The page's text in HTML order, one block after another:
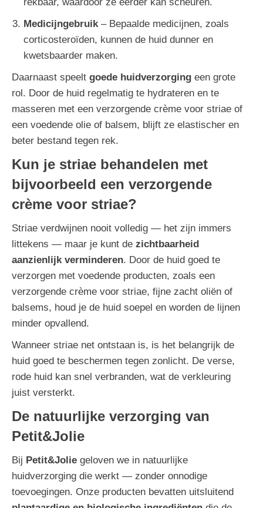
Medicijngebruik– Bepaalde medicijnen, zoals
corticosteroïden, kunnen de huid dunner en
kwetsbaarder maken.
Daarnaast speelt goede huidverzorging een grote
rol. Door de huid regelmatig te hydrateren en te
masseren met een verzorgende crème voor striae of
een voedende olie of balsem, blijft ze elastischer en
beter bestand tegen rek.
Kun je striae behandelen met
bijvoorbeeld een verzorgende
crème voor striae?
Striae verdwijnen nooit volledig — het zijn immers
littekens — maar je kunt de zichtbaarheid
aanzienlijk verminderen. Door de huid goed te
verzorgen met voedende producten, zoals een
verzorgende crème voor striae, fijne zacht oliën of
balsems, houd je de huid soepel en worden de lijnen
minder opvallend.
Wanneer striae net ontstaan is, is het belangrijk de
huid goed te beschermen tegen zonlicht. De verse,
rode huid kan snel verbranden, wat de verkleuring
juist versterkt.
De natuurlijke verzorging van
Petit&Jolie
Bij Petit&Jolie geloven we in natuurlijke
huidverzorging die werkt — zonder onnodige
toevoegingen. Onze producten bevatten uitsluitend